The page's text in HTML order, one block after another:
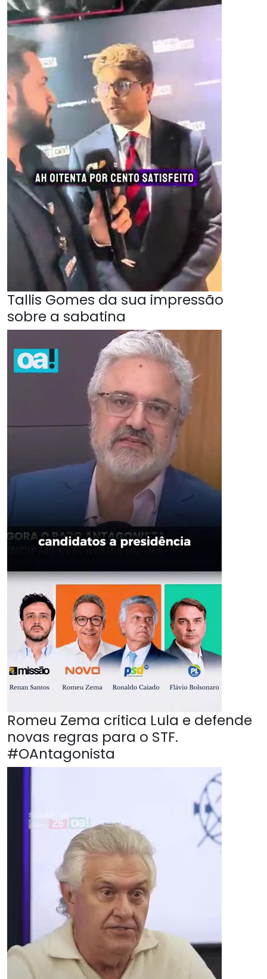
Tallis Gomes da sua impressão
sobre a sabatina
Romeu Zema critica Lula e defende
novas regras para o STF.
#OAntagonista